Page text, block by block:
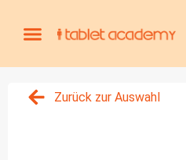
Zurück zur Auswahl